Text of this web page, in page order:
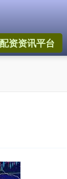
资资讯平台